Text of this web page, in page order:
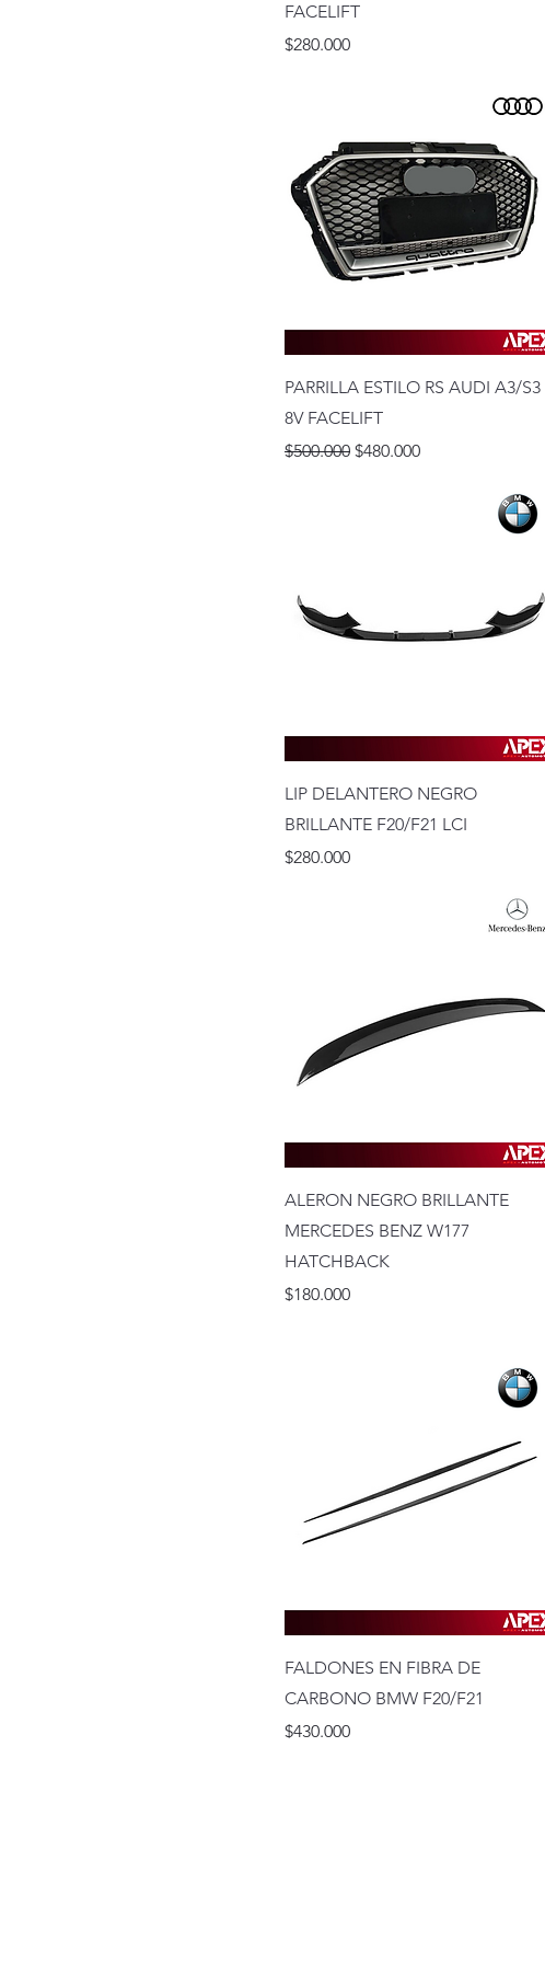
FACELIFT
Precio
$280.000
PARRILLA ESTILO RS AUDI A3/S3
8V FACELIFT
Precio
$500.000 Precio de oferta
$480.000
LIP DELANTERO NEGRO
BRILLANTE F20/F21 LCI
Precio
$280.000
ALERON NEGRO BRILLANTE
MERCEDES BENZ W177
HATCHBACK
Precio
$180.000
FALDONES EN FIBRA DE
CARBONO BMW F20/F21
Precio
$430.000